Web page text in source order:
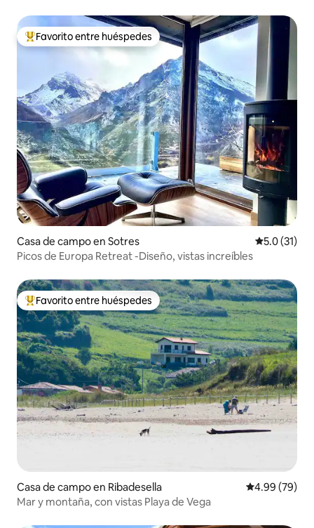
De los mejores en Favorito entre huéspedes
Favorito entre huéspedes
Casa de campo en Sotres Calificación
5.0 (31)
Picos de Europa Retreat -Diseño, vistas increíbles
De los mejores en Favorito entre huéspedes
Favorito entre huéspedes
Casa de campo en Ribadesella Calificación
4.99 (79)
Mar y montaña, con vistas Playa de Vega